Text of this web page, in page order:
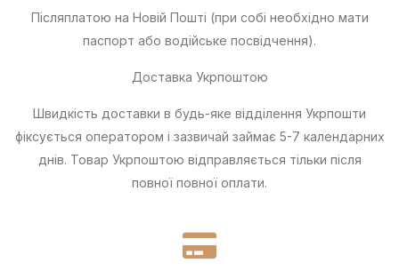
Післяплатою на Новій Пошті (при собі необхідно мати
паспорт або водійське посвідчення).
Доставка Укрпоштою
Швидкість доставки в будь-яке відділення Укрпошти
фіксується оператором і зазвичай займає 5-7 календарних
днів. Товар Укрпоштою відправляється тільки після
повної повної оплати.